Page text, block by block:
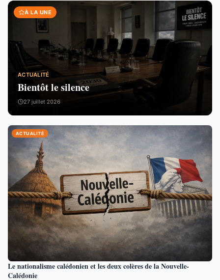
À LA UNE
ACTUALITÉ
Bientôt le silence
27 juillet 2026
ACTUALITÉ
Le nationalisme calédonien et les deux colères de la Nouvelle-
Calédonie